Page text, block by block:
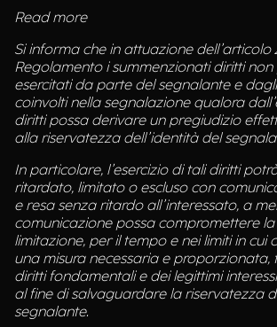
Read more
Si informa che in attuazione dell’articolo
Regolamento i summenzionati diritti non
esercitati da parte del segnalante e
coinvolti nella segnalazione qualora
diritti possa derivare un pregiudizio
alla riservatezza dell’identità del
In particolare, l’esercizio di tali diritti
ritardato, limitato o escluso con
e resa senza ritardo all’interessato, a
comunicazione possa compromettere
limitazione, per il tempo e nei limiti in cui
una misura necessaria e proporzionata,
diritti fondamentali e dei legittimi
al fine di salvaguardare la riservatezza
segnalante.